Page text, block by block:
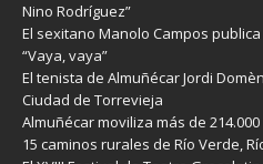
Nino Rodríguez”
El sexitano Manolo Campos
“Vaya, vaya”
El tenista de Almuñécar Jordi
Ciudad de Torrevieja
Almuñécar moviliza más de
15 caminos rurales de Río Verde,